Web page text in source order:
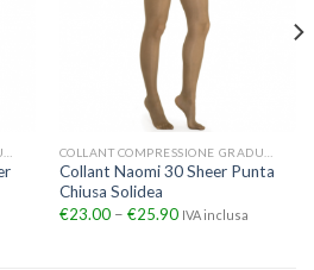
Collant Naomi 30 Sheer Punta
Chiusa Solidea
€23.00– €25.90 IVA inclusa